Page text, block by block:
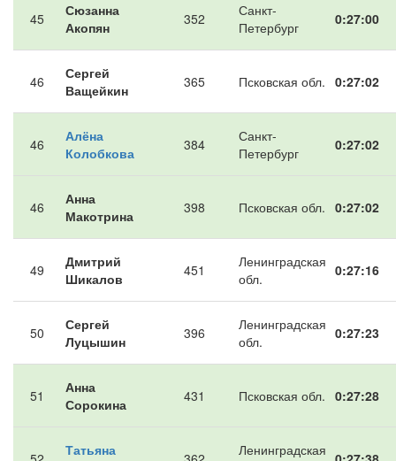
45
Сюзанна
Акопян
352
Санкт-
Петербург
0:27:00
46
Сергей
Ващейкин
365 Псковская обл. 0:27:02
46
Алёна
Колобкова
384
Санкт-
Петербург
0:27:02
46
Анна
Макотрина
398 Псковская обл. 0:27:02
49
Дмитрий
Шикалов
451
Ленинградская
обл.
0:27:16
50
Сергей
Луцышин
396
Ленинградская
обл.
0:27:23
51
Анна
Сорокина
431 Псковская обл. 0:27:28
Татьяна
Ленинградская